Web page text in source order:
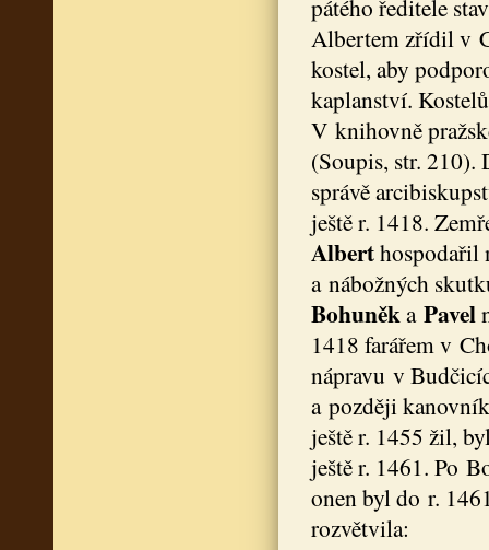
pátého ředitele
Albertem zřídil v
kostel, aby
kaplanství.
V knihovně
(Soupis, str. 210).
správě
ještě r. 1418.
Alberthospodařil
a nábožných
Bohuněka Pavel
1418 farářem v
nápravu v
a později
ještě r. 1455 žil,
ještě r. 1461. Po
onen byl do r.
rozvětvila: